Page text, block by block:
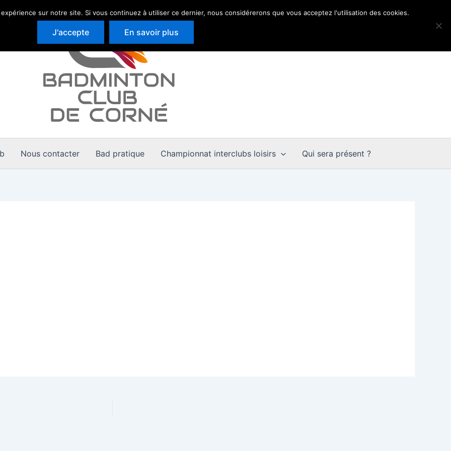
Nous contacter Bad pratique Championnat interclubs loisirs Qui sera présent ?
sur notre site. Si vous continuez à utiliser ce dernier, nous considérerons que vous acceptez l'utilisation des cookies.
J'accepte En savoir plus